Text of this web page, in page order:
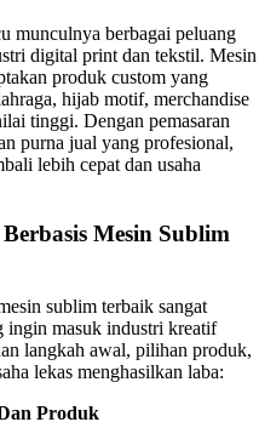
munculnya berbagai peluang
digital print dan tekstil. Mesin
produk custom yang
hijab motif, merchandise
tinggi. Dengan pemasaran
purna jual yang profesional,
lebih cepat dan usaha
Mesin Sublim
sublim terbaik sangat
ingin masuk industri kreatif
langkah awal, pilihan produk,
lekas menghasilkan laba:
Produk